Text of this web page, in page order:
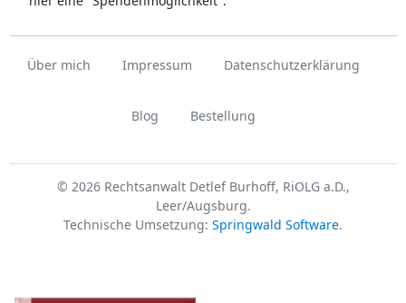
Über mich Impressum Datenschutzerklärung
Blog Bestellung
© 2026 Rechtsanwalt Detlef Burhoff, RiOLG a.D.,
Leer/Augsburg.
Technische Umsetzung: Springwald Software.